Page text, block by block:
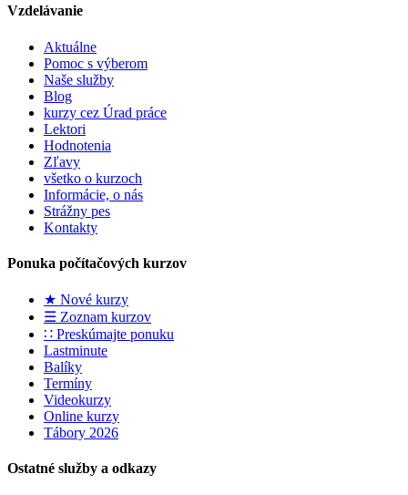
Vzdelávanie
Aktuálne
Pomoc s výberom
Naše služby
Blog
kurzy cez Úrad práce
Lektori
Hodnotenia
Zľavy
všetko o kurzoch
Informácie, o nás
Strážny pes
Kontakty
Ponuka počítačových kurzov
★ Nové kurzy
☰ Zoznam kurzov
∷ Preskúmajte ponuku
Lastminute
Balíky
Termíny
Videokurzy
Online kurzy
Tábory 2026
Ostatné služby a odkazy